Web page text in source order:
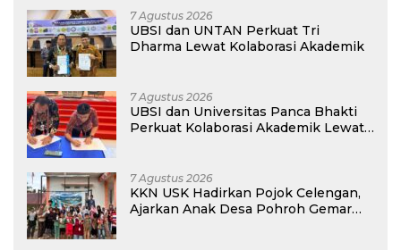
7 Agustus 2026
UBSI dan UNTAN Perkuat Tri
Dharma Lewat Kolaborasi Akademik
7 Agustus 2026
UBSI dan Universitas Panca Bhakti
Perkuat Kolaborasi Akademik Lewat
7 Agustus 2026
KKN USK Hadirkan Pojok Celengan,
Ajarkan Anak Desa Pohroh Gemar